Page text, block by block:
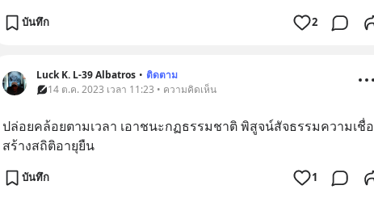
บันทึก 2
Luck K. L-39 Albatros • ติดตาม
14 ต.ค. 2023 เวลา 11:23 • ความคิดเห็น
ปล่อยคล้อยตามเวลา เอาชนะกฏธรรมชาติ พิสูจน์สัจธรรมความเชื่อ
สร้างสถิติอายุยืน
บันทึก 1